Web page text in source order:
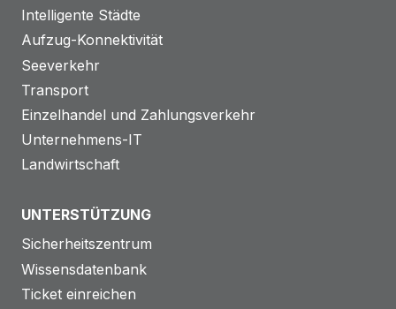
Intelligente Städte
Aufzug-Konnektivität
Seeverkehr
Transport
Einzelhandel und Zahlungsverkehr
Unternehmens-IT
Landwirtschaft
UNTERSTÜTZUNG
Sicherheitszentrum
Wissensdatenbank
Ticket einreichen